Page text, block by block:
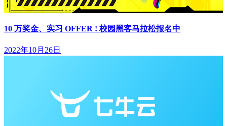
10 万奖金、实习 OFFER ! 校园黑客马拉松报名中
2022年10月26日